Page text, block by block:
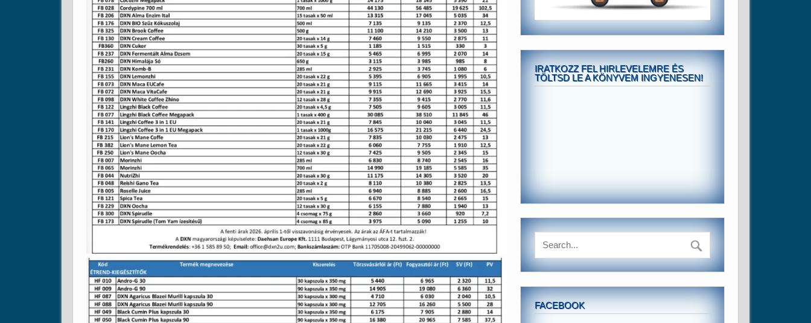
IRATKOZZ FEL HIRLEVELEMRE ÉS
TÖLTSD LE A KÖNYVEM INGYENESEN!
FACEBOOK